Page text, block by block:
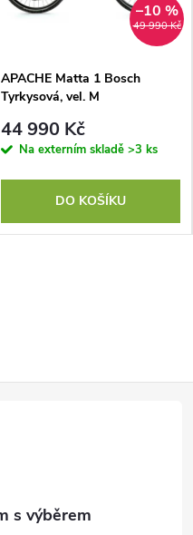
49 990 Kč
–10 %
APACHE Matta 1 Bosch
Tyrkysová, vel. M
44 990 Kč
Na externím skladě >3 ks
DO KOŠÍKU